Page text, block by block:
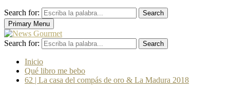
Search for:
Search
Primary Menu
Search for: Search
Inicio
Qué libro me bebo
62 | La casa del compás de oro & La Madura 2018